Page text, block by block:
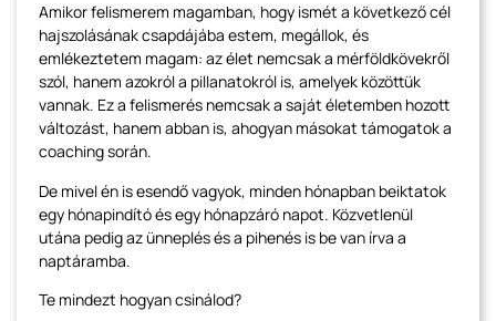
Amikor felismerem magamban, hogy ismét a következő cél
hajszolásának csapdájába estem, megállok, és
emlékeztetem magam: az élet nemcsak a mérföldkövekről
szól, hanem azokról a pillanatokról is, amelyek közöttük
vannak. Ez a felismerés nemcsak a saját életemben hozott
változást, hanem abban is, ahogyan másokat támogatok a
coaching során.
De mivel én is esendő vagyok, minden hónapban beiktatok
egy hónapindító és egy hónapzáró napot. Közvetlenül
utána pedig az ünneplés és a pihenés is be van írva a
naptáramba.
Te mindezt hogyan csinálod?